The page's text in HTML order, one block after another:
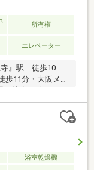
所有権
エレベーター
寺』駅 徒歩10
11分・大阪メト
る規制有）■現
れている皆様へ】
もありますの
浴室乾燥機